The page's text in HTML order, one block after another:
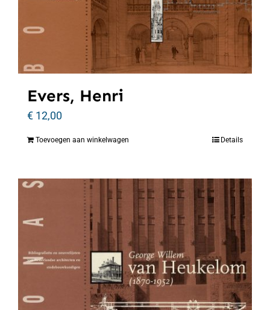
Evers, Henri
€ 12,00
Toevoegen aan winkelwagen Details